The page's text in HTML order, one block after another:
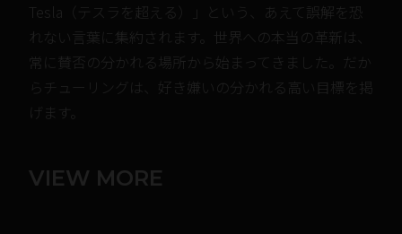
Tesla（テスラを超える）」という、あえて誤解を恐
れない言葉に集約されます。世界への本当の革新は、
常に賛否の分かれる場所から始まってきました。だか
らチューリングは、好き嫌いの分かれる高い目標を掲
げます。
VIEW MORE